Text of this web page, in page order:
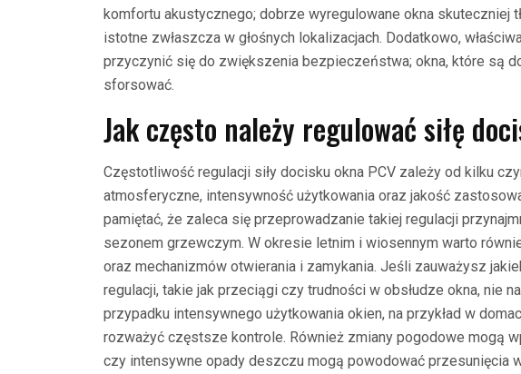
komfortu akustycznego; dobrze wyregulowane okna skuteczniej
istotne zwłaszcza w głośnych lokalizacjach. Dodatkowo,
przyczynić się do zwiększenia bezpieczeństwa; okna, które są
sforsować.
Jak często należy regulować siłę
Częstotliwość regulacji siły docisku okna PCV zależy od kilku
atmosferyczne, intensywność użytkowania oraz jakość
pamiętać, że zaleca się przeprowadzanie takiej regulacji
sezonem grzewczym. W okresie letnim i wiosennym warto
oraz mechanizmów otwierania i zamykania. Jeśli zauważysz
regulacji, takie jak przeciągi czy trudności w obsłudze okna, nie
przypadku intensywnego użytkowania okien, na przykład w
rozważyć częstsze kontrole. Również zmiany pogodowe mogą
czy intensywne opady deszczu mogą powodować przesunięcia